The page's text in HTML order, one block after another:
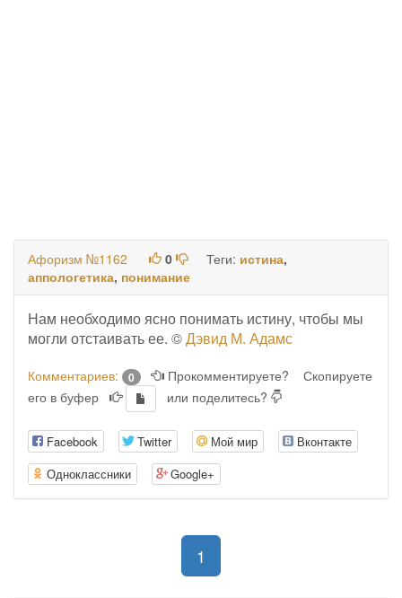
Афоризм №1162 0 Теги: истина,
аппологетика, понимание
Нам необходимо ясно понимать истину, чтобы мы
могли отстаивать ее. ©Дэвид М. Адамс
Комментариев: 0 Прокомментируете?
Скопируете
его в буфер
или поделитесь?
Facebook Twitter Мой мир
Вконтакте
Одноклассники
Google+
1